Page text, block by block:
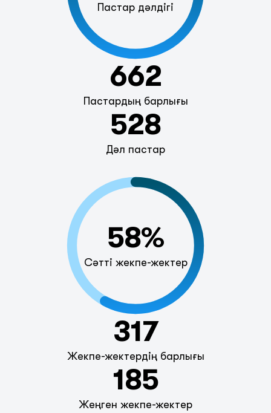
Пастар дәлдігі
662
Пастардың барлығы
528
Дәл пастар
58%
Сәтті жекпе-жектер
317
Жекпе-жектердің барлығы
185
Жеңген жекпе-жектер